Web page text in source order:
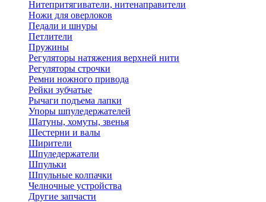
Нитепритягиватели, нитенаправители
Ножи для оверлоков
Педали и шнуры
Петлители
Пружины
Регуляторы натяжения верхней нити
Регуляторы строчки
Ремни ножного привода
Рейки зубчатые
Рычаги подъема лапки
Упоры шпуледержателей
Шатуны, хомуты, звенья
Шестерни и валы
Ширители
Шпуледержатели
Шпульки
Шпульные колпачки
Челночные устройства
Другие запчасти